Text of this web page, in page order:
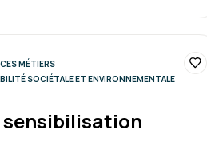
MÉTIERS
SOCIÉTALE ET ENVIRONNEMENTALE
sensibilisation